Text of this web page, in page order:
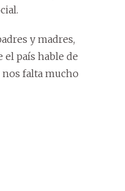
y madres,
el país hable de
falta mucho